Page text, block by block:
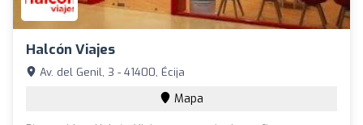
Halcón Viajes
Av. del Genil, 3 - 41400, Écija
Mapa